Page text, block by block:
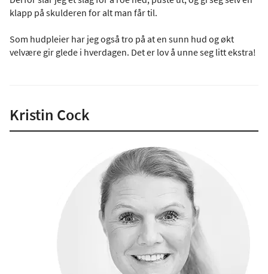
klapp på skulderen for alt man får til.
Som hudpleier har jeg også tro på at en sunn hud og økt
velvære gir glede i hverdagen. Det er lov å unne seg litt ekstra!
Kristin Cock